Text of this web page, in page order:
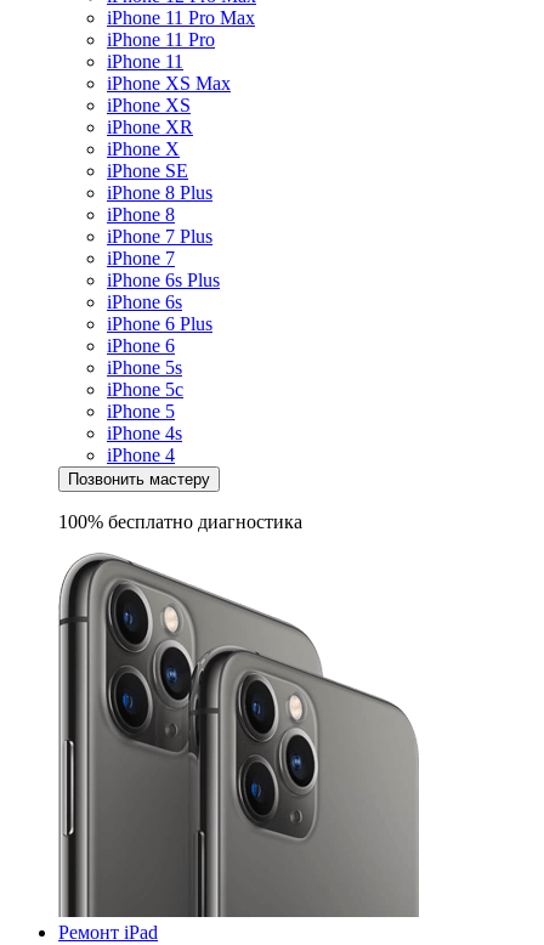
iPhone 11 Pro Max
iPhone 11 Pro
iPhone 11
iPhone XS Max
iPhone XS
iPhone XR
iPhone X
iPhone SE
iPhone 8 Plus
iPhone 8
iPhone 7 Plus
iPhone 7
iPhone 6s Plus
iPhone 6s
iPhone 6 Plus
iPhone 6
iPhone 5s
iPhone 5c
iPhone 5
iPhone 4s
iPhone 4
Позвонить мастеру
100% бесплатно диагностика
Ремонт iPad